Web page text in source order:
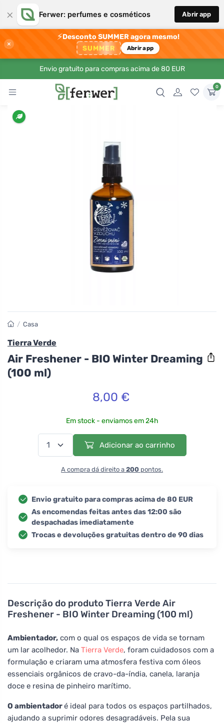
× Ferwer: perfumes e cosméticos Abrir app
×
⚡Desconto SUMMER agora mesmo!
SUMMER Abrir app
Envio gratuito para compras acima de 80 EUR
0
Descrição do produto Tierra Verde Air
Freshener - BIO Winter Dreaming (100 ml)
Ambientador, com o qual os espaços de vida se tornam
um lar acolhedor. Na Tierra Verde, foram cuidadosos com a
formulação e criaram uma atmosfera festiva com óleos
essenciais orgânicos de cravo-da-índia, canela, laranja
doce e resina de pinheiro marítimo.
O ambientadoré ideal para todos os espaços partilhados,
ajudando a suprimir odores desagradáveis. Pela sua
/ Casa
Tierra Verde
Air Freshener - BIO Winter Dreaming
(100 ml)
8,00 €
Em stock - enviamos em 24h
Adicionar ao carrinho
A compra dá direito a 200 pontos.
Envio gratuito para compras acima de 80 EUR
As encomendas feitas antes das 12:00 são
despachadas imediatamente
Trocas e devoluções gratuitas dentro de 90 dias